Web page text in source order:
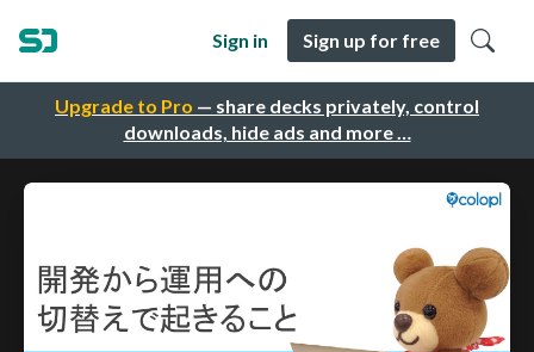
Upgrade to Pro — share decks privately, control
downloads, hide ads and more …
Sign in Sign up for free